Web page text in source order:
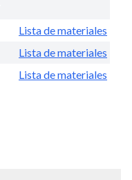
Lista de materiales
Lista de materiales
Lista de materiales